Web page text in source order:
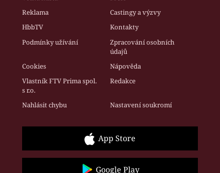
Reklama
Castingy a výzvy
HbbTV
Kontakty
Podmínky užívání
Zpracování osobních
údajů
Cookies
Nápověda
Vlastník FTV Prima spol.
s r.o.
Redakce
Nahlásit chybu Nastavení soukromí
App Store
Google Play